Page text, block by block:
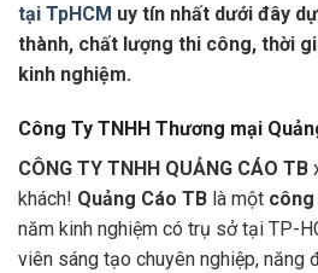
tại TpHCM uy tín nhất dưới đây
thành, chất lượng thi công, thời
kinh nghiệm.
Công Ty TNHH Thương mại
CÔNG TY TNHH QUẢNG CÁO TB
khách! Quảng Cáo TB là một công
năm kinh nghiệm có trụ sở tại TP-
viên sáng tạo chuyên nghiệp, năng